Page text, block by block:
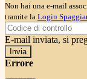
Non hai una e-mail
tramite la Login
E-mail inviata, si
Errore